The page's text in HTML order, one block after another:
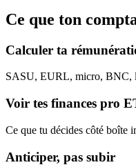
Ce que ton
Calculer ta
SASU, EURL, micro, BNC,
Voir tes finances pro
Ce que tu décides côté boîte
Anticiper, pas subir